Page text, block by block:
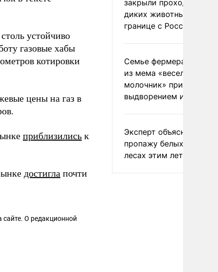
устойчиво
газовые хабы
котировки
цены на газ в
приблизились к
достигла почти
сайте. О редакционной
закрыли проходы для
диких животных на
границе с Россией
Семье фермера
из мема «веселый
молочник» пригрозили
выдворением из
Эксперт объяснил
пропажу белых грибов
лесах этим летом